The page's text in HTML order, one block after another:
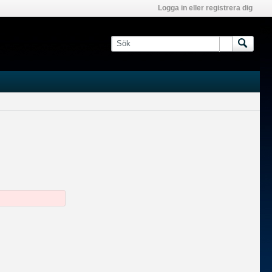
Logga in eller registrera dig